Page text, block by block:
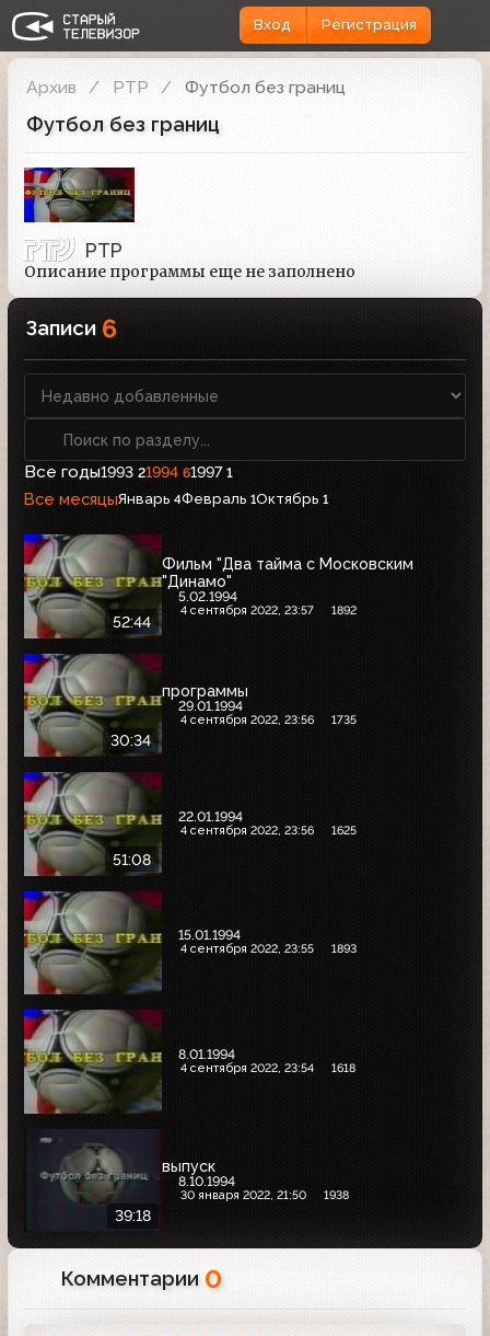
Вход Регистрация
Архив РТР Футбол без границ
Футбол без границ
РТР
Описание программы еще не заполнено
Записи 6
Все годы1993 21994 61997 1
Все месяцыЯнварь 4Февраль 1Октябрь 1
52:44
Фильм "Два тайма с Московским
"Динамо"
5.02.1994
4 сентября 2022, 23:57 1892
30:34
программы
29.01.1994
4 сентября 2022, 23:56 1735
51:08
22.01.1994
4 сентября 2022, 23:56 1625
15.01.1994
4 сентября 2022, 23:55 1893
8.01.1994
4 сентября 2022, 23:54 1618
39:18
выпуск
8.10.1994
30 января 2022, 21:50 1938
Комментарии 0